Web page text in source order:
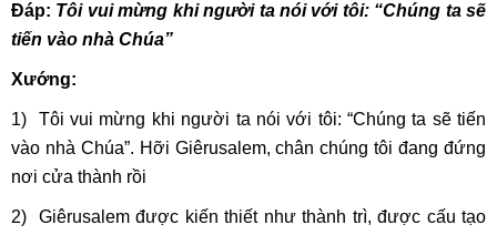
Ðáp: Tôi vui mừng khi người ta nói với tôi: “Chúng ta sẽ
tiến vào nhà Chúa”
Xướng:
1) Tôi vui mừng khi người ta nói với tôi: “Chúng ta sẽ tiến
vào nhà Chúa”. Hỡi Giêrusalem, chân chúng tôi đang đứng
nơi cửa thành rồi
2) Giêrusalem được kiến thiết như thành trì, được cấu tạo